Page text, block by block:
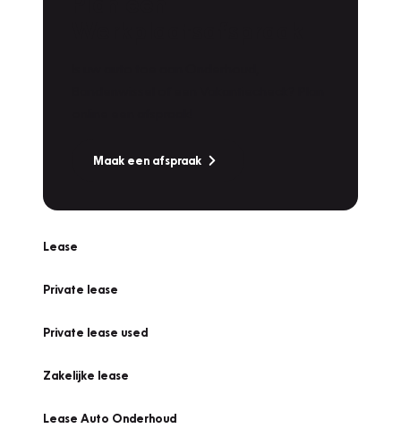
Maak een afspraak
Lease
Private lease
Private lease used
Zakelijke lease
Lease Auto Onderhoud